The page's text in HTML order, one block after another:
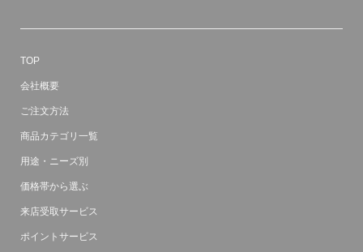
TOP
会社概要
ご注文方法
商品カテゴリ一覧
用途・ニーズ別
価格帯から選ぶ
来店受取サービス
ポイントサービス